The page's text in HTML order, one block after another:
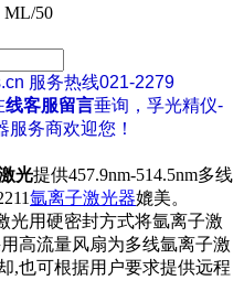
ML/50
服务热线021-2279
线客服留言垂询，孚光精仪-
务商欢迎您！
光提供457.9nm-514.5nm多线
氩离子激光器媲美。
光用硬密封方式将氩离子激
高流量风扇为多线氩离子激
,也可根据用户要求提供远程